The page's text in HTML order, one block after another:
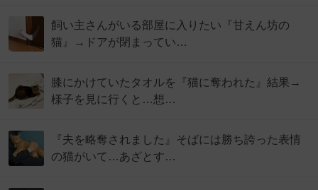
飼い主さんがいる部屋に入りたい『甘えん坊の
猫』→ドアが閉まってい…
膝にかけていたタオルを『猫に奪われた』結果→
様子を見に行くと…想…
『夫を略奪されました』そばには勝ち誇った表情
の猫がいて…あざとす…